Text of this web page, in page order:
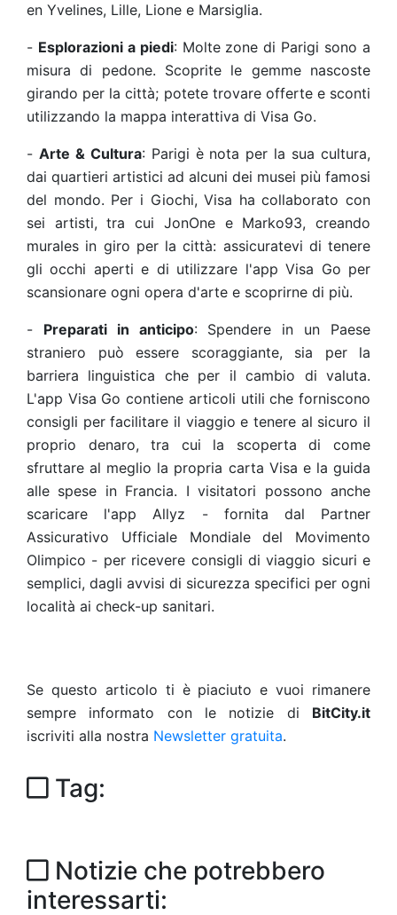
en Yvelines, Lille, Lione e Marsiglia.
- Esplorazioni a piedi: Molte zone di Parigi sono a
misura di pedone. Scoprite le gemme nascoste
girando per la città; potete trovare offerte e sconti
utilizzando la mappa interattiva di Visa Go.
- Arte & Cultura: Parigi è nota per la sua cultura,
dai quartieri artistici ad alcuni dei musei più famosi
del mondo. Per i Giochi, Visa ha collaborato con
sei artisti, tra cui JonOne e Marko93, creando
murales in giro per la città: assicuratevi di tenere
gli occhi aperti e di utilizzare l'app Visa Go per
scansionare ogni opera d'arte e scoprirne di più.
- Preparati in anticipo: Spendere in un Paese
straniero può essere scoraggiante, sia per la
barriera linguistica che per il cambio di valuta.
L'app Visa Go contiene articoli utili che forniscono
consigli per facilitare il viaggio e tenere al sicuro il
proprio denaro, tra cui la scoperta di come
sfruttare al meglio la propria carta Visa e la guida
alle spese in Francia. I visitatori possono anche
scaricare l'app Allyz - fornita dal Partner
Assicurativo Ufficiale Mondiale del Movimento
Olimpico - per ricevere consigli di viaggio sicuri e
semplici, dagli avvisi di sicurezza specifici per ogni
località ai check-up sanitari.
Se questo articolo ti è piaciuto e vuoi rimanere
sempre informato con le notizie di BitCity.it
iscriviti alla nostra Newsletter gratuita.
Tag:
Notizie che potrebbero
interessarti: